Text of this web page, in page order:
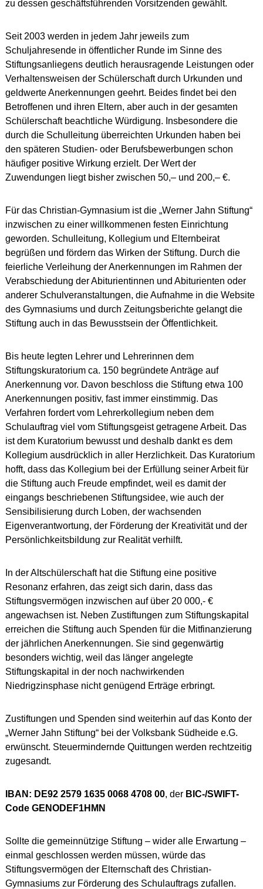
zu dessen geschäftsführenden Vorsitzenden gewählt.
Seit 2003 werden in jedem Jahr jeweils zum
Schuljahresende in öffentlicher Runde im Sinne des
Stiftungsanliegens deutlich herausragende Leistungen oder
Verhaltensweisen der Schülerschaft durch Urkunden und
geldwerte Anerkennungen geehrt. Beides findet bei den
Betroffenen und ihren Eltern, aber auch in der gesamten
Schülerschaft beachtliche Würdigung. Insbesondere die
durch die Schulleitung überreichten Urkunden haben bei
den späteren Studien- oder Berufsbewerbungen schon
häufiger positive Wirkung erzielt. Der Wert der
Zuwendungen liegt bisher zwischen 50,– und 200,– €.
Für das Christian-Gymnasium ist die „Werner Jahn Stiftung“
inzwischen zu einer willkommenen festen Einrichtung
geworden. Schulleitung, Kollegium und Elternbeirat
begrüßen und fördern das Wirken der Stiftung. Durch die
feierliche Verleihung der Anerkennungen im Rahmen der
Verabschiedung der Abiturientinnen und Abiturienten oder
anderer Schulveranstaltungen, die Aufnahme in die Website
des Gymnasiums und durch Zeitungsberichte gelangt die
Stiftung auch in das Bewusstsein der Öffentlichkeit.
Bis heute legten Lehrer und Lehrerinnen dem
Stiftungskuratorium ca. 150 begründete Anträge auf
Anerkennung vor. Davon beschloss die Stiftung etwa 100
Anerkennungen positiv, fast immer einstimmig. Das
Verfahren fordert vom Lehrerkollegium neben dem
Schulauftrag viel vom Stiftungsgeist getragene Arbeit. Das
ist dem Kuratorium bewusst und deshalb dankt es dem
Kollegium ausdrücklich in aller Herzlichkeit. Das Kuratorium
hofft, dass das Kollegium bei der Erfüllung seiner Arbeit für
die Stiftung auch Freude empfindet, weil es damit der
eingangs beschriebenen Stiftungsidee, wie auch der
Sensibilisierung durch Loben, der wachsenden
Eigenverantwortung, der Förderung der Kreativität und der
Persönlichkeitsbildung zur Realität verhilft.
In der Altschülerschaft hat die Stiftung eine positive
Resonanz erfahren, das zeigt sich darin, dass das
Stiftungsvermögen inzwischen auf über 20 000,- €
angewachsen ist. Neben Zustiftungen zum Stiftungskapital
erreichen die Stiftung auch Spenden für die Mitfinanzierung
der jährlichen Anerkennungen. Sie sind gegenwärtig
besonders wichtig, weil das länger angelegte
Stiftungskapital in der noch nachwirkenden
Niedrigzinsphase nicht genügend Erträge erbringt.
Zustiftungen und Spenden sind weiterhin auf das Konto der
„Werner Jahn Stiftung“ bei der Volksbank Südheide e.G.
erwünscht. Steuermindernde Quittungen werden rechtzeitig
zugesandt.
IBAN: DE92 2579 1635 0068 4708 00, der BIC-/SWIFT-
Code GENODEF1HMN
Sollte die gemeinnützige Stiftung – wider alle Erwartung –
einmal geschlossen werden müssen, würde das
Stiftungsvermögen der Elternschaft des Christian-
Gymnasiums zur Förderung des Schulauftrags zufallen.